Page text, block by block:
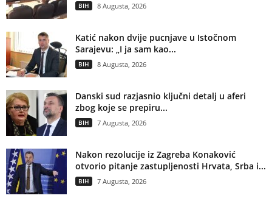
BIH 8 Augusta, 2026
Katić nakon dvije pucnjave u Istočnom
Sarajevu: „I ja sam kao...
BIH 8 Augusta, 2026
Danski sud razjasnio ključni detalj u aferi
zbog koje se prepiru...
BIH 7 Augusta, 2026
Nakon rezolucije iz Zagreba Konaković
otvorio pitanje zastupljenosti Hrvata, Srba i...
BIH 7 Augusta, 2026